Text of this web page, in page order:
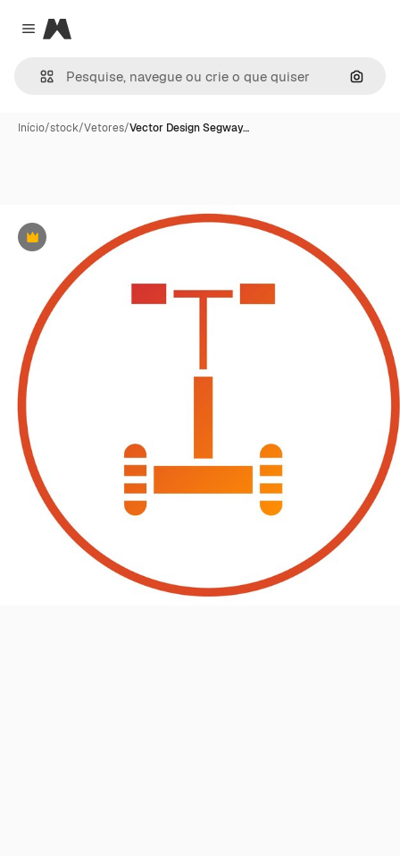
Close menu
Magnific
Início/stock/Vetores/Vector Design Segway…
Premium